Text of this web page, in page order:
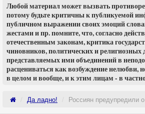
Любой материал может вызвать
потому будьте критичны к публикуемой
публичном выражении своих эмоций
жестами и пр. помните, что, согласно
отечественным законам, критика
чиновников, политических и религиозных
представляемых ими объединений в
расцениваться как возбуждение нелюбви,
в целом и вообще, и к этим лицам - в
Да ладно! Россиян предупредили